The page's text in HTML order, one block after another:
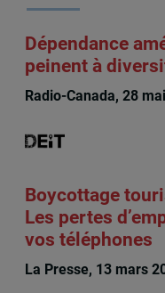
Dépendance
peinent à
Radio-Canada, 28
Boycottage
Les pertes
vos téléphones
La Presse, 13 mars